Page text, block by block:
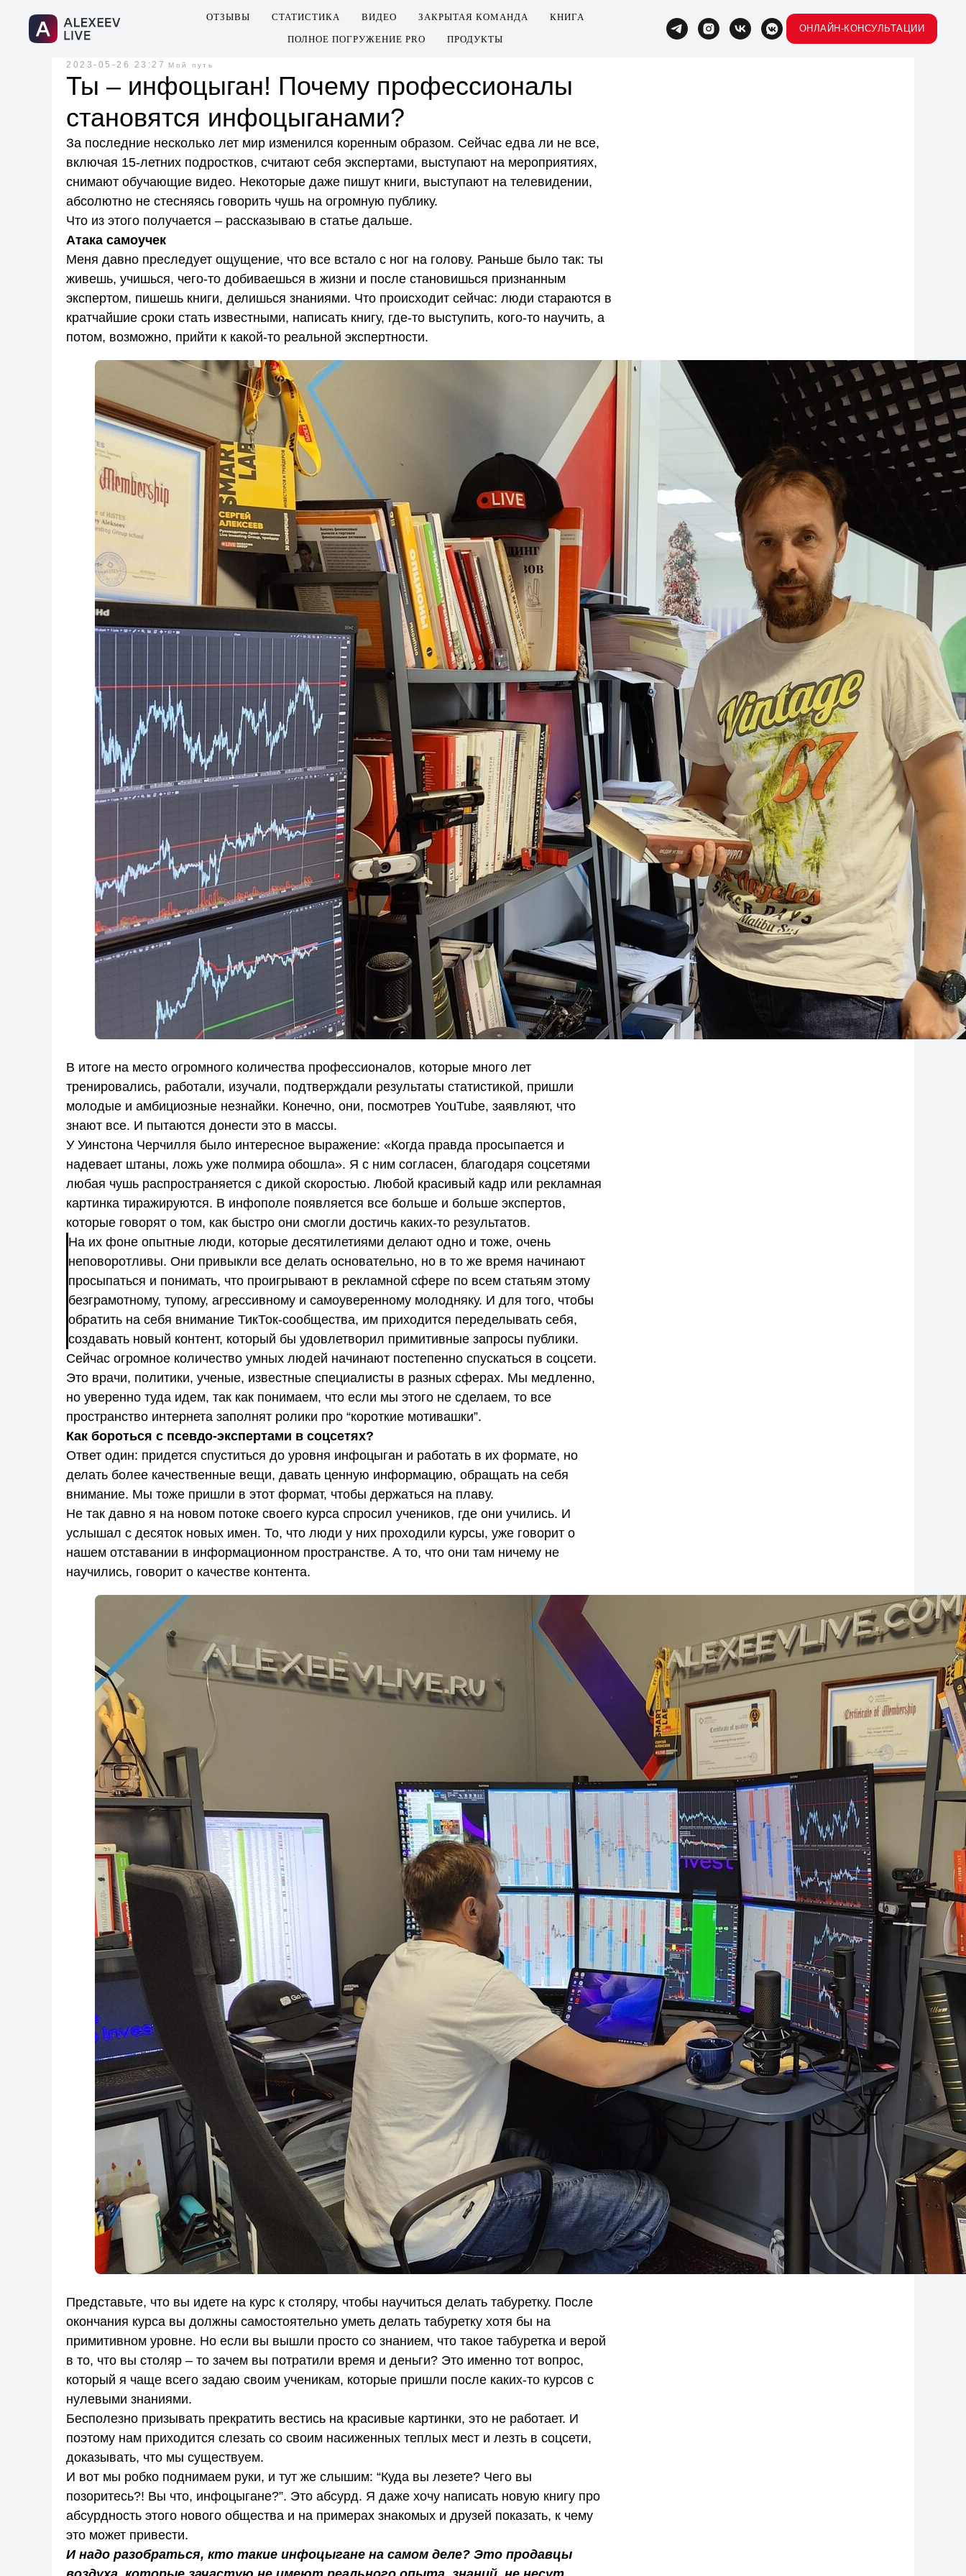
ОТЗЫВЫ СТАТИСТИКА ВИДЕО ЗАКРЫТАЯ КОМАНДА КНИГА
ПОЛНОЕ ПОГРУЖЕНИЕ PRO ПРОДУКТЫ
ОНЛАЙН-КОНСУЛЬТАЦИИ
2023-05-26 23:27 Мой путь
Ты – инфоцыган! Почему профессионалы
становятся инфоцыганами?
За последние несколько лет мир изменился коренным образом. Сейчас едва ли не все,
включая 15-летних подростков, считают себя экспертами, выступают на мероприятиях,
снимают обучающие видео. Некоторые даже пишут книги, выступают на телевидении,
абсолютно не стесняясь говорить чушь на огромную публику.
Что из этого получается – рассказываю в статье дальше.
Атака самоучек
Меня давно преследует ощущение, что все встало с ног на голову. Раньше было так: ты
живешь, учишься, чего-то добиваешься в жизни и после становишься признанным
экспертом, пишешь книги, делишься знаниями. Что происходит сейчас: люди стараются в
кратчайшие сроки стать известными, написать книгу, где-то выступить, кого-то научить, а
потом, возможно, прийти к какой-то реальной экспертности.
В итоге на место огромного количества профессионалов, которые много лет
тренировались, работали, изучали, подтверждали результаты статистикой, пришли
молодые и амбициозные незнайки. Конечно, они, посмотрев YouTube, заявляют, что
знают все. И пытаются донести это в массы.
У Уинстона Черчилля было интересное выражение: «Когда правда просыпается и
надевает штаны, ложь уже полмира обошла». Я с ним согласен, благодаря соцсетями
любая чушь распространяется с дикой скоростью. Любой красивый кадр или рекламная
картинка тиражируются. В инфополе появляется все больше и больше экспертов,
которые говорят о том, как быстро они смогли достичь каких-то результатов.
На их фоне опытные люди, которые десятилетиями делают одно и тоже, очень
неповоротливы. Они привыкли все делать основательно, но в то же время начинают
просыпаться и понимать, что проигрывают в рекламной сфере по всем статьям этому
безграмотному, тупому, агрессивному и самоуверенному молодняку. И для того, чтобы
обратить на себя внимание ТикТок-сообщества, им приходится переделывать себя,
создавать новый контент, который бы удовлетворил примитивные запросы публики.
Сейчас огромное количество умных людей начинают постепенно спускаться в соцсети.
Это врачи, политики, ученые, известные специалисты в разных сферах. Мы медленно,
но уверенно туда идем, так как понимаем, что если мы этого не сделаем, то все
пространство интернета заполнят ролики про “короткие мотивашки”.
Как бороться с псевдо-экспертами в соцсетях?
Ответ один: придется спуститься до уровня инфоцыган и работать в их формате, но
делать более качественные вещи, давать ценную информацию, обращать на себя
внимание. Мы тоже пришли в этот формат, чтобы держаться на плаву.
Не так давно я на новом потоке своего курса спросил учеников, где они учились. И
услышал с десяток новых имен. То, что люди у них проходили курсы, уже говорит о
нашем отставании в информационном пространстве. А то, что они там ничему не
научились, говорит о качестве контента.
Представьте, что вы идете на курс к столяру, чтобы научиться делать табуретку. После
окончания курса вы должны самостоятельно уметь делать табуретку хотя бы на
примитивном уровне. Но если вы вышли просто со знанием, что такое табуретка и верой
в то, что вы столяр – то зачем вы потратили время и деньги? Это именно тот вопрос,
который я чаще всего задаю своим ученикам, которые пришли после каких-то курсов с
нулевыми знаниями.
Бесполезно призывать прекратить вестись на красивые картинки, это не работает. И
поэтому нам приходится слезать со своим насиженных теплых мест и лезть в соцсети,
доказывать, что мы существуем.
И вот мы робко поднимаем руки, и тут же слышим: “Куда вы лезете? Чего вы
позоритесь?! Вы что, инфоцыгане?”. Это абсурд. Я даже хочу написать новую книгу про
абсурдность этого нового общества и на примерах знакомых и друзей показать, к чему
это может привести.
И надо разобраться, кто такие инфоцыгане на самом деле? Это продавцы